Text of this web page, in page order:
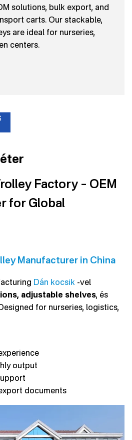
solutions, bulk export, and
carts. Our stackable,
are ideal for nurseries,
centers.
Factory – OEM
for Global
Manufacturer in China
Dán kocsik -vel
adjustable shelves, és
for nurseries, logistics,
output
documents